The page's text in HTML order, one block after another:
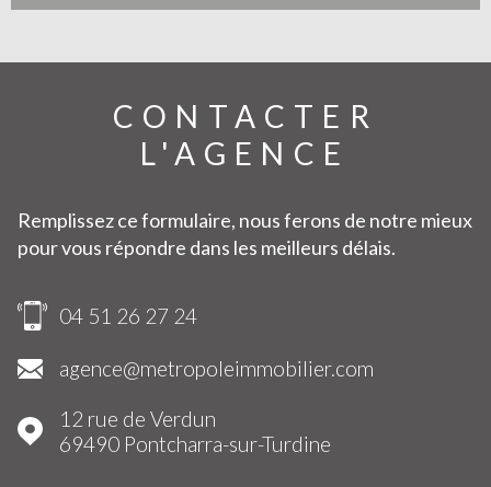
CONTACTER
L'AGENCE
Remplissez ce formulaire, nous ferons de notre mieux
pour vous répondre dans les meilleurs délais.
04 51 26 27 24
agence@metropoleimmobilier.com
12 rue de Verdun
69490
Pontcharra-sur-Turdine